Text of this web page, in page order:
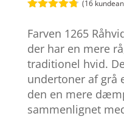
ud af 5
baseret på
kundebedø
mmelser
(16
Farven 1265
der har en mere
traditionel hvid.
undertoner af grå
den en mere
sammenlignet